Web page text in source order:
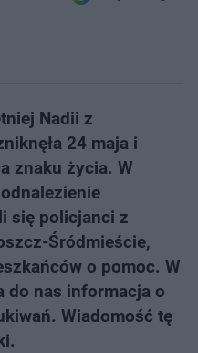
Nadii z
24 maja i
znaku życia. W
się policjanci z
Śródmieście,
o pomoc. W
do nas informacja o
Wiadomość tę